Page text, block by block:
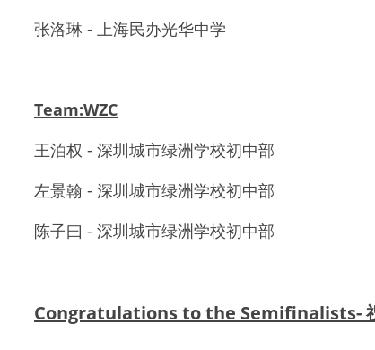
张洛琳 - 上海民办光华中学
Team:WZC
王泊权 - 深圳城市绿洲学校初中部
左景翰 - 深圳城市绿洲学校初中部
陈子曰 - 深圳城市绿洲学校初中部
Congratulations to the Semifinalists-